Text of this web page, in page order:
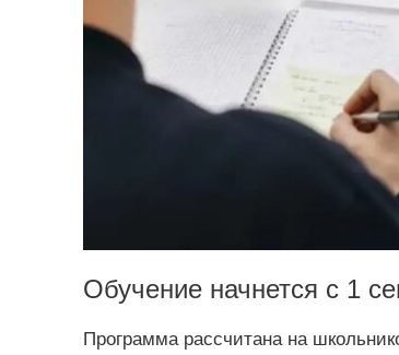
Обучение начнется с 1
Программа рассчитана на